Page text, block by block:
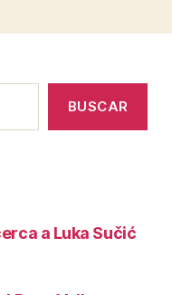
BUSCAR
a Luka Sučić